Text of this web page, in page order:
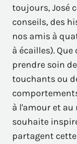
toujours, José
conseils, des
nos amis à
à écailles).
prendre soin
touchants ou
à l'amour et au
souhaite
partagent